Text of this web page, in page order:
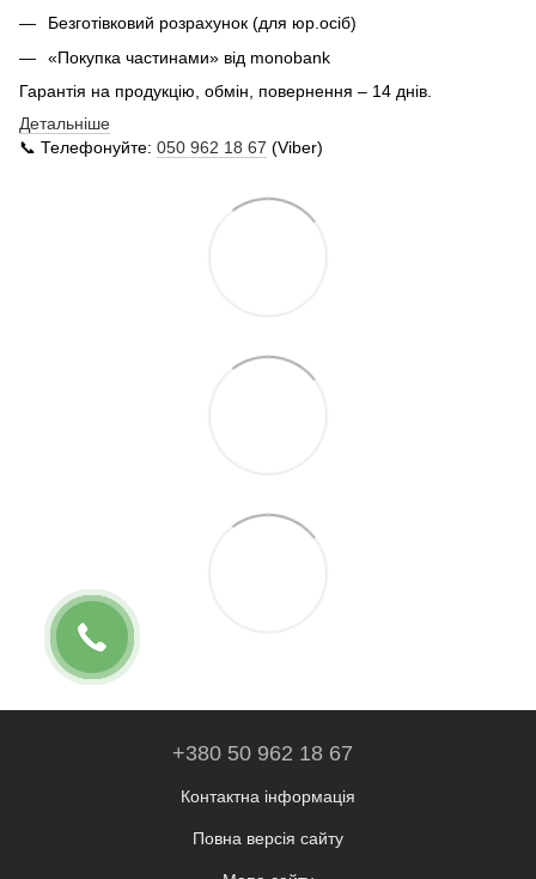
Безготівковий розрахунок (для юр.осіб)
«Покупка частинами» від monobank
Гарантія на продукцію, обмін, повернення – 14 днів.
Детальніше
📞 Телефонуйте: 050 962 18 67 (Viber)
+380 50 962 18 67
Контактна інформація
Повна версія сайту